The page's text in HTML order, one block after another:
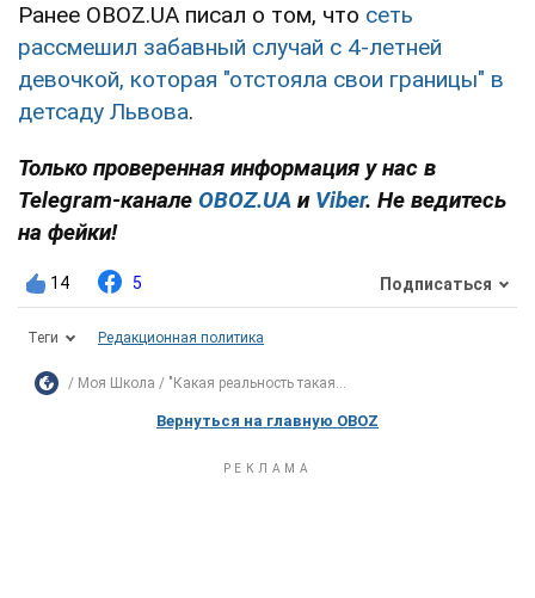
Ранее OBOZ.UA писал о том, что сеть
рассмешил забавный случай с 4-летней
девочкой, которая "отстояла свои границы" в
детсаду Львова.
Только проверенная информация у нас в
Telegram-канале OBOZ.UA и Viber. Не ведитесь
на фейки!
14 5 Подписаться
Теги Редакционная политика
Моя Школа "Какая реальность такая...
Вернуться на главную OBOZ